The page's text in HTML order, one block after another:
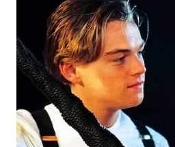
BINJAI
CIREBON
WN
INDRAMAYU